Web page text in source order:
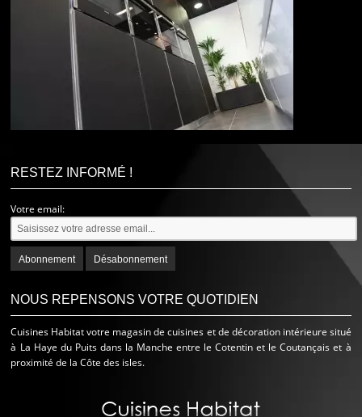
RESTEZ INFORMÉ !
Votre email:
NOUS REPENSONS VOTRE QUOTIDIEN
Cuisines Habitat votre magasin de cuisines et de décoration intérieure situé
à La Haye du Puits dans la Manche entre le Cotentin et le Coutançais et à
proximité de la Côte des isles.